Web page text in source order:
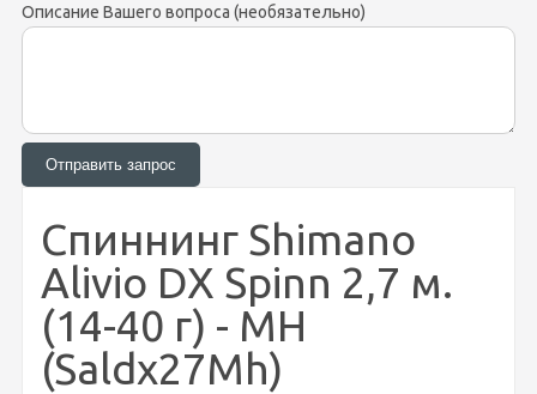
Описание Вашего вопроса (необязательно)
Спиннинг Shimano
Alivio DX Spinn 2,7 м.
(14-40 г) - MH
(Saldx27Mh)